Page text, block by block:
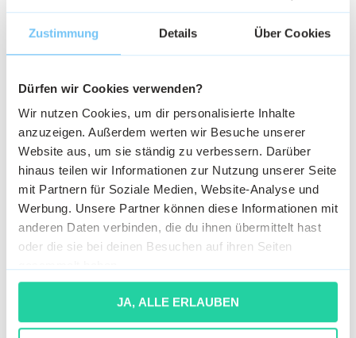
Zustimmung Details Über Cookies
Dürfen wir Cookies verwenden?
Wir nutzen Cookies, um dir personalisierte Inhalte
anzuzeigen. Außerdem werten wir Besuche unserer
Website aus, um sie ständig zu verbessern. Darüber
hinaus teilen wir Informationen zur Nutzung unserer Seite
mit Partnern für Soziale Medien, Website-Analyse und
Werbung. Unsere Partner können diese Informationen mit
anderen Daten verbinden, die du ihnen übermittelt hast
oder die sie bei deinen Besuchen auf ihren Seiten
JA, ALLE ERLAUBEN
Wie ist es bei der Maassen
GmbH & Co. KG - Spedition
Spedition und Lagerung ist auf den
deutschlandweiten Transport von
Gütern spezialisiert,...